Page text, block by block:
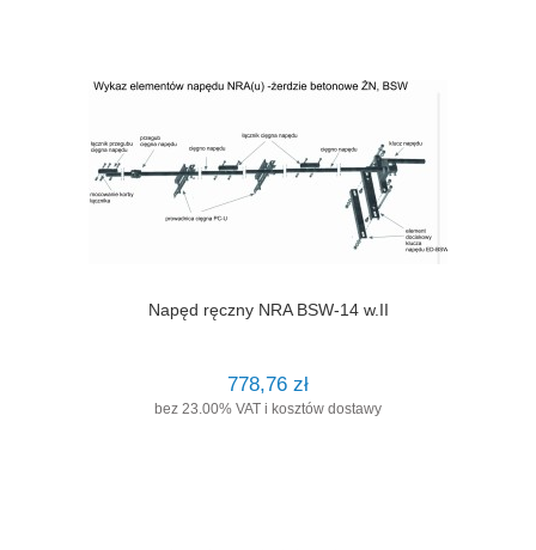
Napęd ręczny NRA BSW-14 w.II
778,76 zł
bez 23.00% VAT i kosztów dostawy